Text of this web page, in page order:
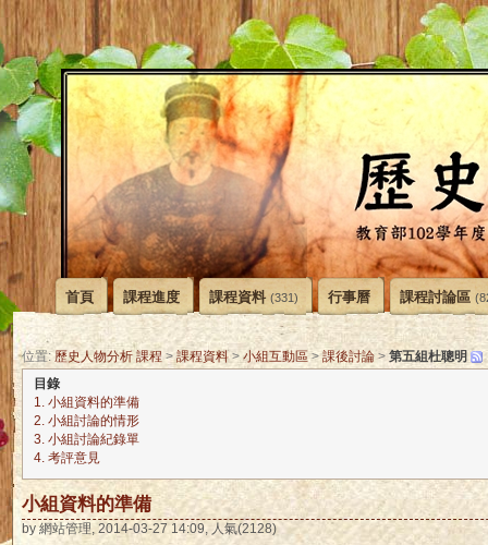
首頁 課程進度 課程資料 (331) 行事曆 課程討論區
位置:歷史人物分析 課程 > 課程資料> 小組互動區 > 課後討論 > 第五組杜聰明
目錄
1. 小組資料的準備
2. 小組討論的情形
3. 小組討論紀錄單
4. 考評意見
小組資料的準備
by 網站管理, 2014-03-27 14:09, 人氣(2128)